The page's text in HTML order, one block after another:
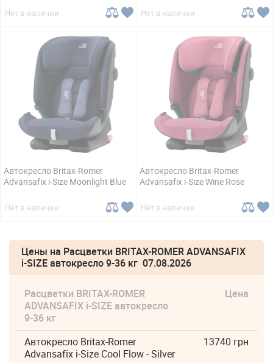
Нет в наличии Нет в наличии
Автокресло Britax-Romer
Advansafix i-Size Moonlight Blue
Нет в наличии
Автокресло Britax-Romer
Advansafix i-Size Wine Rose
Нет в наличии
Цены на Расцветки BRITAX-ROMER ADVANSAFIX
i-SIZE автокресло 9-36 кг 07.08.2026
Расцветки BRITAX-ROMER
ADVANSAFIX i-SIZE автокресло
9-36 кг
Цена
Автокресло Britax-Romer
Advansafix i-Size Cool Flow - Silver
13740 грн